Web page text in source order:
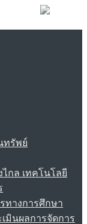
ทรัพย์
กล เทคโนโลยี
างการศึกษา
มินผลการจัดการ